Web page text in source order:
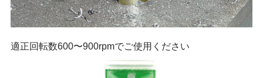
適正回転数600〜900rpmでご使用ください